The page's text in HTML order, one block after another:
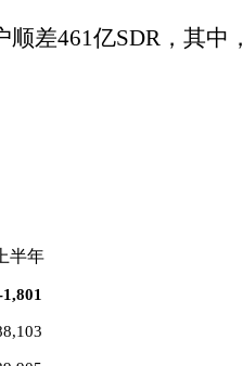
差461亿SDR，其中，
半年
1,801